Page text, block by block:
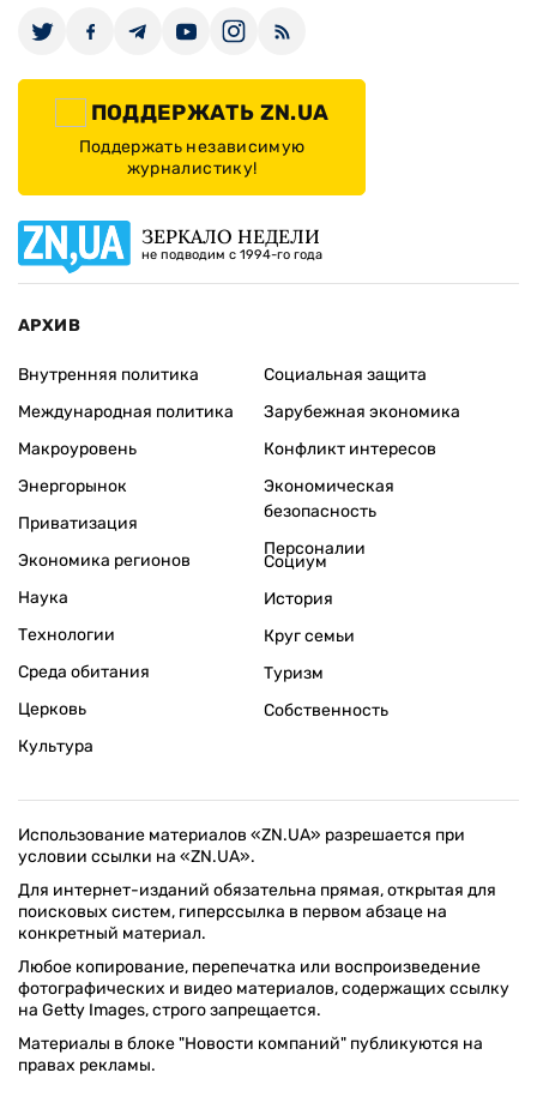
ПОДДЕРЖАТЬ ZN.UA
Поддержать независимую
журналистику!
ЗЕРКАЛО НЕДЕЛИ
не подводим с 1994-го года
АРХИВ
Внутренняя политика
Международная политика
Макроуровень
Энергорынок
Приватизация
Экономика регионов
Социальная защита
Зарубежная экономика
Конфликт интересов
Экономическая
безопасность
Персоналии
Наука
Технологии
Среда обитания
Церковь
Культура
Социум
История
Круг семьи
Туризм
Собственность
Использование материалов «ZN.UA» разрешается при
условии ссылки на «ZN.UA».
Для интернет-изданий обязательна прямая, открытая для
поисковых систем, гиперссылка в первом абзаце на
конкретный материал.
Любое копирование, перепечатка или воспроизведение
фотографических и видео материалов, содержащих ссылку
на Getty Images, строго запрещается.
Материалы в блоке "Новости компаний" публикуются на
правах рекламы.